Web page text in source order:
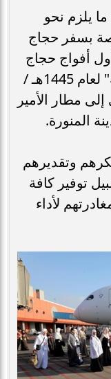
يلزم نحو
بسفر حجاج
أفواج حجاج
بيت الله الحرام من "بعثة القرعة" لعام 1445هـ /
إلى مطار الأمير
المنورة.
وتقديرهم
توفير كافة
لأداء